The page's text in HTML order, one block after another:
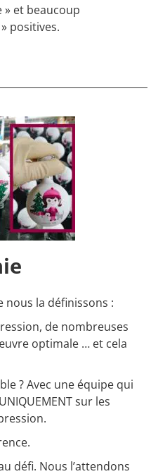
» et beaucoup
positives.
nous la définissons :
de nombreuses
optimale … et cela
? Avec une équipe qui
sur les
défi. Nous l’attendons